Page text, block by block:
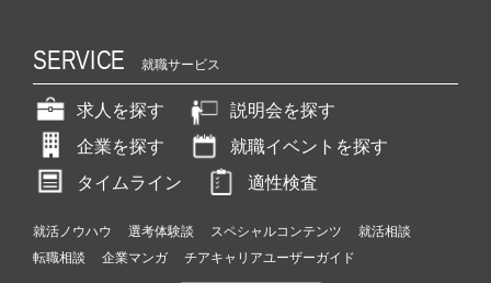
SERVICE 就職サービス
求人を探す
説明会を探す
企業を探す
就職イベントを探す
タイムライン
適性検査
就活ノウハウ 選考体験談 スペシャルコンテンツ
就活相談
転職相談
企業マンガ チアキャリアユーザーガイド